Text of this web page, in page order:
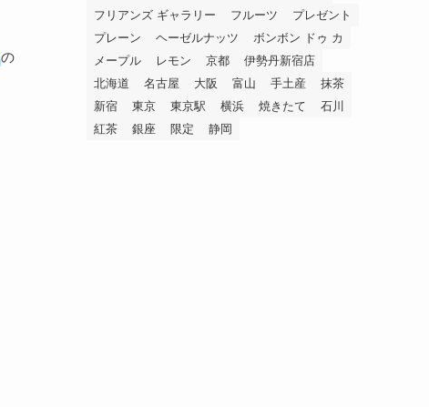
の
フリアンズ ギャラリー
フルーツ
プレゼント
プレーン
ヘーゼルナッツ
ボンボン ドゥ カ
メープル
レモン 京都
伊勢丹新宿店
北海道
名古屋 大阪 富山 手土産
抹茶
新宿
東京 東京駅 横浜 焼きたて
石川
紅茶
銀座 限定 静岡